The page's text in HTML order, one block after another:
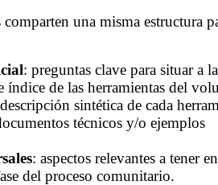
una misma estructura
: preguntas clave para situar a la
índice de las herramientas del
sintética de cada
técnicos y/o ejemplos
: aspectos relevantes a tener en
del proceso comunitario.